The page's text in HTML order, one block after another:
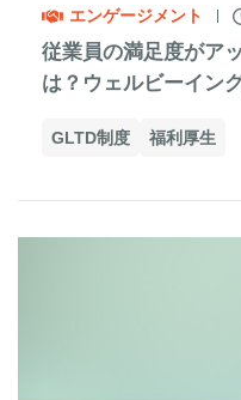
エンゲージメント
従業員の満足度がア
は？ウェルビーイン
GLTD制度 福利厚生